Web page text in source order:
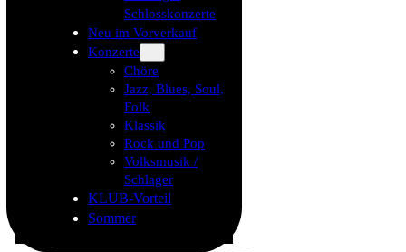
Schlosskonzerte
Neu im Vorverkauf
Konzerte
Chöre
Jazz, Blues, Soul,
Folk
Klassik
Rock und Pop
Volksmusik /
Schlager
KLUB-Vorteil
Sommer